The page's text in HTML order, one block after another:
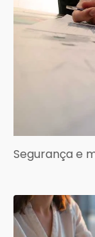
Segurança e